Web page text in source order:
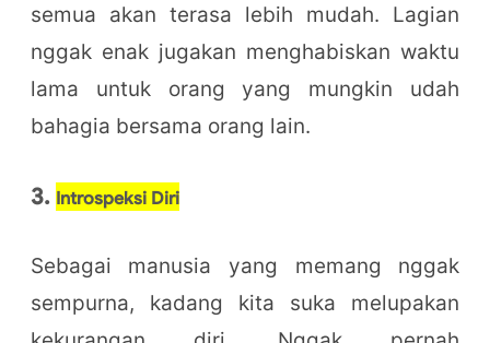
semua akan terasa lebih mudah. Lagian
nggak enak jugakan menghabiskan waktu
lama untuk orang yang mungkin udah
bahagia bersama orang lain.
3. Introspeksi Diri
Sebagai manusia yang memang nggak
sempurna, kadang kita suka melupakan